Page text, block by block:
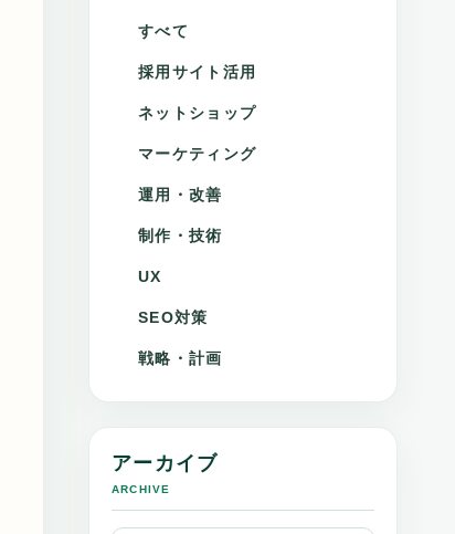
すべて
採用サイト活用
ネットショップ
マーケティング
運用・改善
制作・技術
UX
SEO対策
戦略・計画
アーカイブ
ARCHIVE